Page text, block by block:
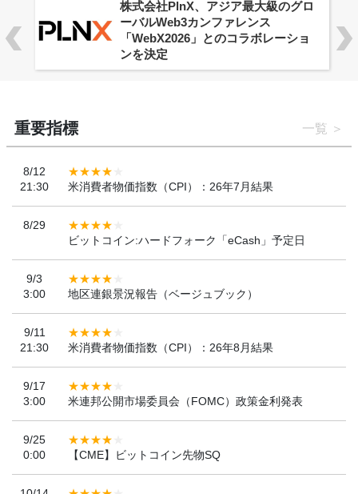
株式会社PlnX、アジア最大級のグロ
ーバルWeb3カンファレンス
「WebX2026」とのコラボレーショ
ンを決定
重要指標 一覧
8/12
21:30
米消費者物価指数（CPI）：26年7月結果
8/29
ビットコイン:ハードフォーク「eCash」予定日
9/3
3:00
地区連銀景況報告（ベージュブック）
9/11
21:30
米消費者物価指数（CPI）：26年8月結果
9/17
3:00
米連邦公開市場委員会（FOMC）政策金利発表
9/25
0:00
【CME】ビットコイン先物SQ